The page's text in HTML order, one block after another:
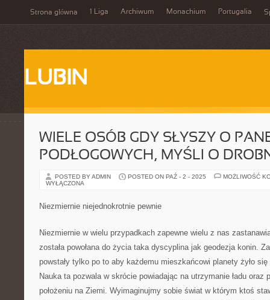
Strona główna 1 Liga Archiwum Monachium Portugalia
LUBIN
WIELE OSÓB GDY SŁYSZY O
PODŁOGOWYCH, MYŚLI O
POSTED BY ADMIN POSTED ON PAŹ - 2 - 2025
MOŻLIWOŚĆ
WYŁĄCZONA
Niezmiernie niejednokrotnie pewnie
Niezmiernie w wielu przypadkach zapewne wielu z nas
została powołana do życia taka dyscyplina jak geodezja konin.
powstały tylko po to aby każdemu mieszkańcowi planety żyło
Nauka ta pozwala w skrócie powiadając na utrzymanie ładu oraz
położeniu na Ziemi. Wyimaginujmy sobie świat w którym ktoś